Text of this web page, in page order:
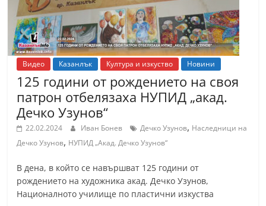
Видео Казанлък Култура и изкуство Новини
125 години от рождението на своя
патрон отбелязаха НУПИД „акад.
Дечко Узунов“
22.02.2024 Иван Бонев Дечко Узунов, Наследници на
Дечко Узунов, НУПИД „Акад. Дечко Узунов“
В дена, в който се навършват 125 години от
рождението на художника акад. Дечко Узунов,
Националното училище по пластични изкуства